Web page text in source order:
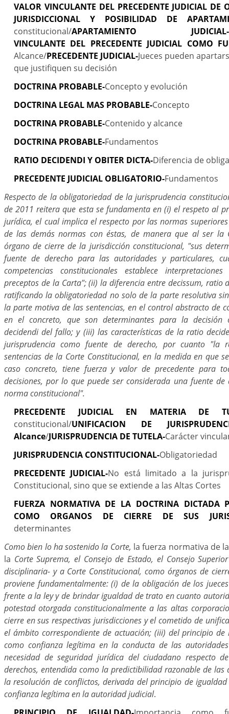
VALOR VINCULANTE DEL PRECEDENTE JUDICIAL DE
JURISDICCIONAL Y POSIBILIDAD DE
constitucional/APARTAMIENTO JUDICIAL-
VINCULANTE DEL PRECEDENTE JUDICIAL COMO
Alcance/PRECEDENTE JUDICIAL-Jueces pueden
que justifiquen su decisión
DOCTRINA PROBABLE-Concepto y evolución
DOCTRINA LEGAL MAS PROBABLE-Concepto
DOCTRINA PROBABLE-Contenido y alcance
DOCTRINA PROBABLE-Fundamentos
RATIO DECIDENDI Y OBITER DICTA-Diferencia de
PRECEDENTE JUDICIAL OBLIGATORIO-Fundamentos
Respecto de la obligatoriedad de la jurisprudencia
de 2011 reitera que esta se fundamenta en (i) el respeto al
jurídica, el cual implica el respecto por las normas
de las demás normas con éstas, de manera que al ser la
órgano de cierre de la jurisdicción constitucional, "sus
fuente de derecho para las autoridades y particulares,
competencias constitucionales establece
preceptos de la Carta"; (ii) la diferencia entre decissum, ratio
ratificando la obligatoriedad no solo de la parte resolutiva
la parte motiva de las sentencias, en el control abstracto de
en el concreto, que son determinantes para la decisión
decidendi del fallo; y (iii) las características de la ratio
jurisprudencia como fuente de derecho, por cuanto "la
sentencias de la Corte Constitucional, en la medida en que
caso concreto, tiene fuerza y valor de precedente para
decisiones, por lo que puede ser considerada una fuente
norma constitucional".
PRECEDENTE JUDICIAL EN MATERIA DE
constitucional/UNIFICACION DE
Alcance/JURISPRUDENCIA DE TUTELA-Carácter
JURISPRUDENCIA CONSTITUCIONAL-Obligatoriedad
PRECEDENTE JUDICIAL-No está limitado a la
Constitucional, sino que se extiende a las Altas Cortes
FUERZA NORMATIVA DE LA DOCTRINA DICTADA
COMO ORGANOS DE CIERRE DE SUS
determinantes
Como bien lo ha sostenido la Corte, la fuerza normativa de
la Corte Suprema, el Consejo de Estado, el Consejo
disciplinaria- y a Corte Constitucional, como órganos de
proviene fundamentalmente: (i) de la obligación de los
frente a la ley y de brindar igualdad de trato en cuanto
potestad otorgada constitucionalmente a las altas
cierre en sus respectivas jurisdicciones y el cometido de
el ámbito correspondiente de actuación; (iii) del principio
como confianza legítima en la conducta de las
necesidad de seguridad jurídica del ciudadano respecto
derechos, entendida como la predictibilidad razonable de las
la resolución de conflictos, derivada del principio de
confianza legítima en la autoridad judicial.